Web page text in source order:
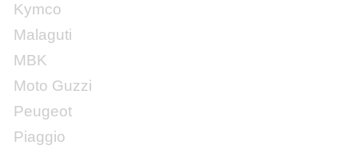
Kymco
Malaguti
MBK
Moto Guzzi
Peugeot
Piaggio